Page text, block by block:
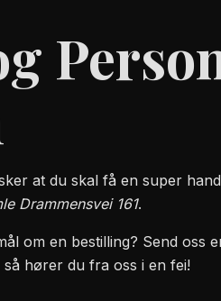
at du skal få en super
Drammensvei 161.
om en bestilling? Send oss
hører du fra oss i en fei!